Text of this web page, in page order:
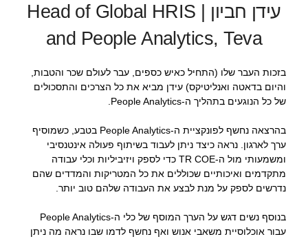
עידן חביון | Head of Global HRIS
and People Analytics, Teva
בזכות העבר שלו (התחיל כאיש כספים, עבר לעולם שכר והטבות,
והיום בדאטה ואנליטיקס) עידן מביא את כל הצרכים והתסכולים
של כל הנוגעים בתהליך ה-People Analytics.
בהרצאה נחשף לפונקציית ה-People Analytics בטבע, כשמוסיף
ערך לארגון. נראה כיצד ניתן לעבוד בשיתוף פעולה אינטנסיבי
ומשמעותי מול ה-TR COE כדי לספק ויזיביליות וכלי עבודה
מתקדמים ואיכותיים שכוללים את כל המטריקות והמדדים שהם
נדרשים לספק על מנת לבצע את העבודה שלהם טוב יותר.
בנוסף נשים דגש על הערך המוסף של כלי ה-People Analytics
עבור אוכלוסיית משאבי אנוש ואף נחשף לדמו שבו נראה מה ניתן